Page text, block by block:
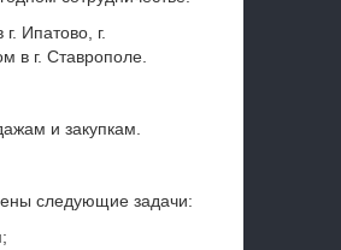
Ипатово, г.
в г. Ставрополе.
и закупкам.
следующие задачи: